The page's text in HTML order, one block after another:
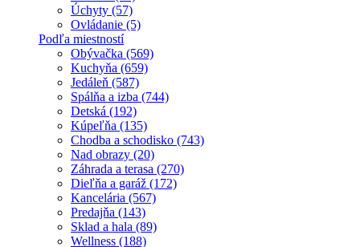
Úchyty (57)
Ovládanie (5)
Podľa miestností
Obývačka (569)
Kuchyňa (659)
Jedáleň (587)
Spálňa a izba (744)
Detská (192)
Kúpeľňa (135)
Chodba a schodisko (743)
Nad obrazy (20)
Záhrada a terasa (270)
Dieľňa a garáž (172)
Kancelária (567)
Predajňa (143)
Sklad a hala (89)
Wellness (188)